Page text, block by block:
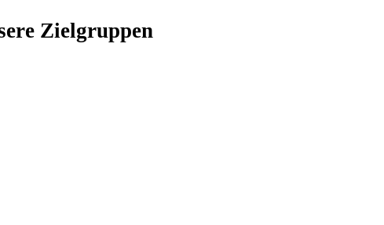
Zielgruppen